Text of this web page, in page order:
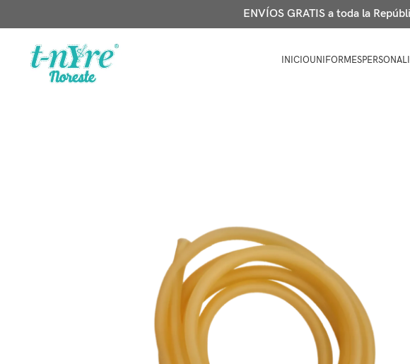
ENVÍOS GRATIS a toda la
INICIOUNIFORMES